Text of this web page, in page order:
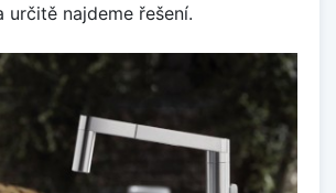
určitě najdeme řešení.